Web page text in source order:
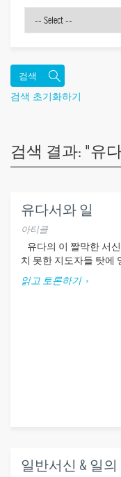
검색 초기화하기
검색 결과: "유
유다서와 일
아티클
유다의 이 짤막한 서
치 못한 지도자들 탓에
읽고 토론하기
일반서신 & 일의